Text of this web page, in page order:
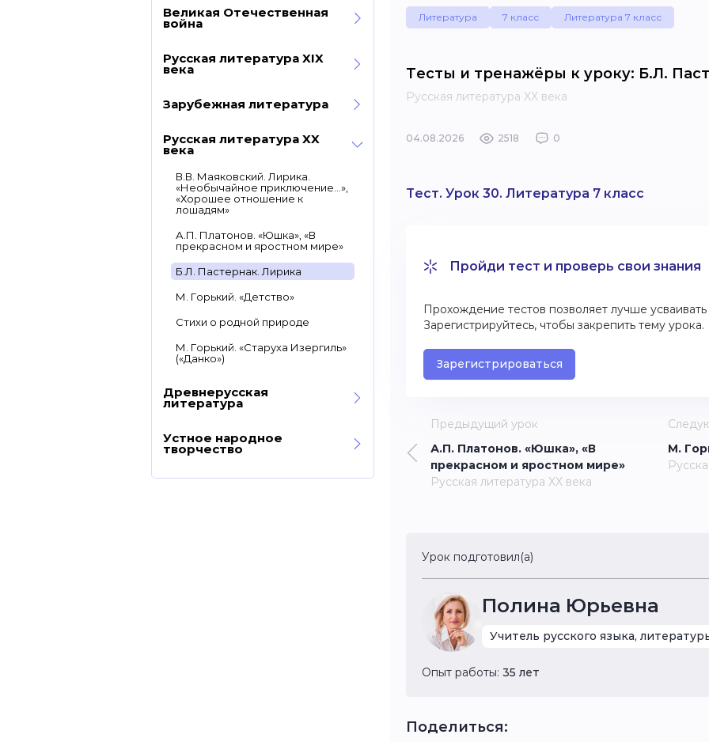
Великая Отечественная
война
Русская литература XIX
века
Зарубежная литература
Русская литература XX
века
В.В. Маяковский. Лирика.
«Необычайное приключение…»,
«Хорошее отношение к
лошадям»
А.П. Платонов. «Юшка», «В
прекрасном и яростном мире»
Б.Л. Пастернак. Лирика
М. Горький. «Детство»
Стихи о родной природе
М. Горький. «Старуха Изергиль»
(«Данко»)
Древнерусская
литература
Устное народное
творчество
Литература 7 класс Литература 7 класс
Тесты и тренажёры к уроку: Б.Л.
Русская литература XX века
04.08.2026 2518 0
Тест. Урок 30. Литература 7 класс
Пройди тест и проверь свои знания
Прохождение тестов позволяет лучше
Зарегистрируйтесь, чтобы закрепить тему урока.
Зарегистрироваться
Предыдущий урок
А.П. Платонов. «Юшка», «В
прекрасном и яростном мире»
Русская литература XX века
М.
Урок подготовил(а)
Полина Юрьевна
Учитель русского языка,
Опыт работы: 35 лет
Поделиться: